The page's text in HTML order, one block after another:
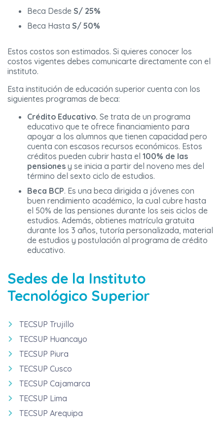
Beca Desde S/ 25%
Beca Hasta S/ 50%
Estos costos son estimados. Si quieres conocer los
costos vigentes debes comunicarte directamente con el
instituto.
Esta institución de educación superior cuenta con los
siguientes programas de beca:
Crédito Educativo. Se trata de un programa
educativo que te ofrece financiamiento para
apoyar a los alumnos que tienen capacidad pero
cuenta con escasos recursos económicos. Estos
créditos pueden cubrir hasta el 100% de las
pensiones y se inicia a partir del noveno mes del
término del sexto ciclo de estudios.
Beca BCP. Es una beca dirigida a jóvenes con
buen rendimiento académico, la cual cubre hasta
el 50% de las pensiones durante los seis ciclos de
estudios. Además, obtienes matrícula gratuita
durante los 3 años, tutoría personalizada, material
de estudios y postulación al programa de crédito
educativo.
Sedes de la Instituto
Tecnológico Superior
TECSUP Trujillo
TECSUP Huancayo
TECSUP Piura
TECSUP Cusco
TECSUP Cajamarca
TECSUP Lima
TECSUP Arequipa